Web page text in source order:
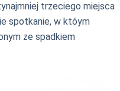
trzeciego miejsca
spotkanie, w któym
ze spadkiem